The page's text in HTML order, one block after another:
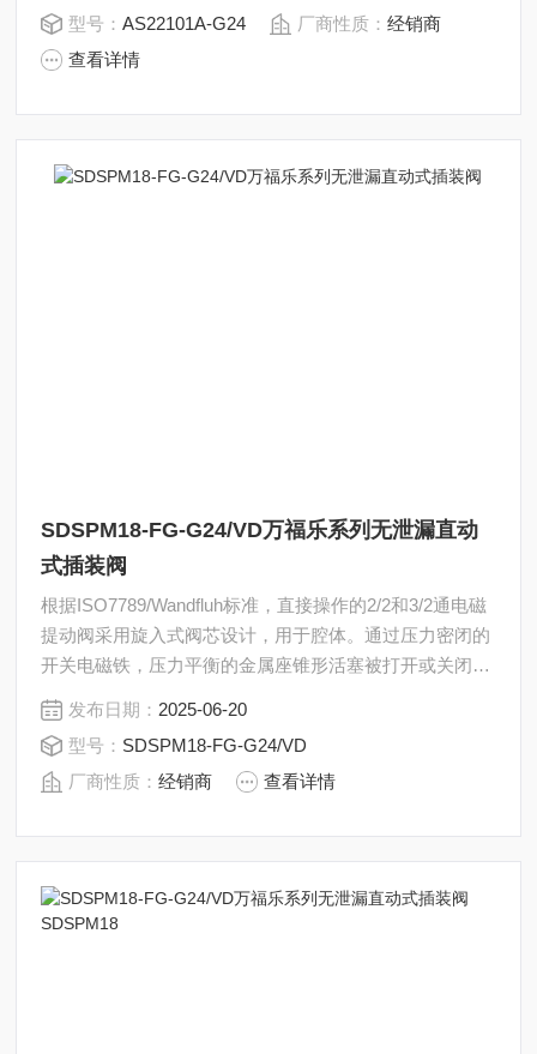
型号：AS22101A-G24 厂商性质：经销商
查看详情
SDSPM18-FG-G24/VD万福乐系列无泄漏直动
式插装阀
根据ISO7789/Wandfluh标准，直接操作的2/2和3/2通电磁
提动阀采用旋入式阀芯设计，用于腔体。通过压力密闭的
开关电磁铁，压力平衡的金属座锥形活塞被打开或关闭。
座椅活塞导板是通过一个O型环来密封的。万福乐系列无
泄漏直动式插装阀SDSPM18-FG-G24/VD
发布日期： 2025-06-20
型号： SDSPM18-FG-G24/VD
厂商性质：经销商 查看详情